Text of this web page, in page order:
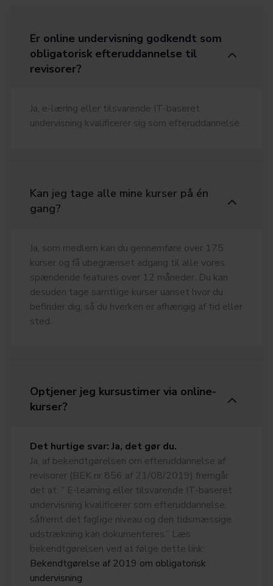
Er online undervisning godkendt som
obligatorisk efteruddannelse til
revisorer?
Ja, e-læring eller tilsvarende IT-baseret
undervisning kvalificerer sig som efteruddannelse.
Kan jeg tage alle mine kurser på én
gang?
Ja, som medlem kan du gennemføre over 175
kurser og få ubegrænset adgang til alle vores
spændende features over 12 måneder. Du kan
desuden tage samtlige kurser uanset hvor du
befinder dig, så du hverken er afhængig af tid eller
sted.
Optjener jeg kursustimer via online-
kurser?
Det hurtige svar: Ja, det gør du.
Ja, af bekendtgørelsen om efteruddannelse af
revisorer (BEK nr 856 af 21/08/2019) fremgår
det at: ” E-learning eller tilsvarende IT-baseret
undervisning kvalificerer som efteruddannelse,
såfremt det faglige niveau og den tidsmæssige
udstrækning kan dokumenteres.” Læs
bekendtgørelsen ved at følge dette link:
Bekendtgørelse af 2019 om obligatorisk
undervisning